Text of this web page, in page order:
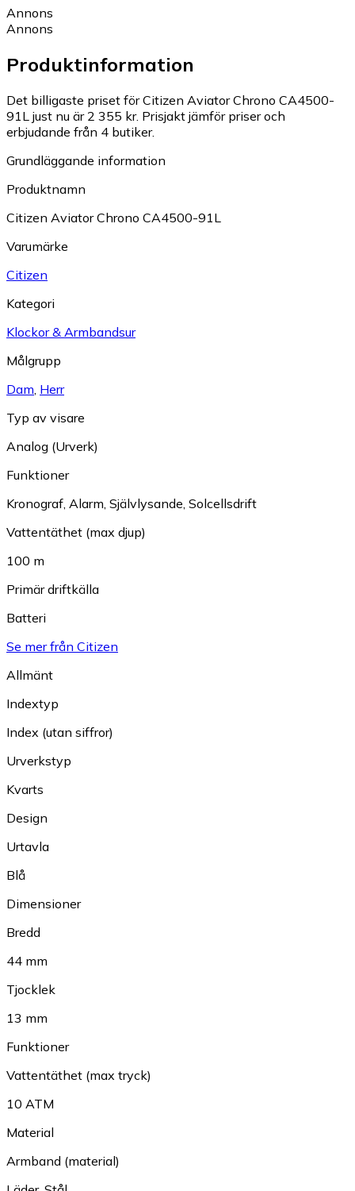
Annons
Annons
Produktinformation
Det billigaste priset för Citizen Aviator Chrono CA4500-
91L just nu är 2 355 kr. Prisjakt jämför priser och
erbjudande från 4 butiker.
Grundläggande information
Produktnamn
Citizen Aviator Chrono CA4500-91L
Varumärke
Citizen
Kategori
Klockor & Armbandsur
Målgrupp
Dam Herr
Typ av visare
Analog (Urverk)
Funktioner
Kronograf Alarm Självlysande Solcellsdrift
Vattentäthet (max djup)
100 m
Primär driftkälla
Batteri
Se mer från Citizen
Allmänt
Indextyp
Index (utan siffror)
Urverkstyp
Kvarts
Design
Urtavla
Blå
Dimensioner
Bredd
44 mm
Tjocklek
13 mm
Funktioner
Vattentäthet (max tryck)
10 ATM
Material
Armband (material)